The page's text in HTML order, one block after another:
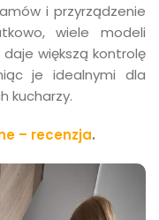
i przyrządzenie
wiele modeli
większą kontrolę
je idealnymi dla
kucharzy.
– recenzja.